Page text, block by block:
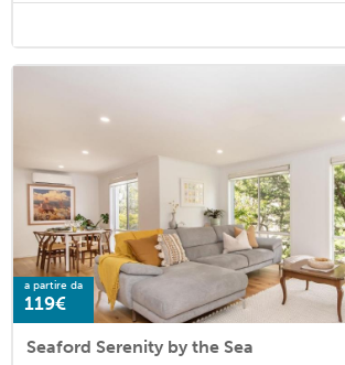
a partire da
119€
Seaford Serenity by the Sea